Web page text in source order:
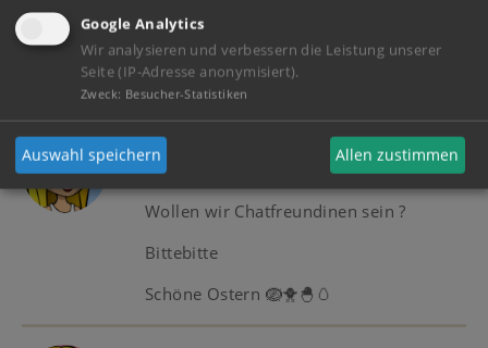
freundin sein?
Mehr anzeigen(8)
Zitronenfalter
01.04.2024 - 14:24
An Fintschi
Wollen wir Chatfreundinen sein ?
Bittebitte
Schöne Ostern 🪺🐥🐣🥚
Google Analytics
Wir analysieren und verbessern die Leistung unserer
Seite (IP-Adresse anonymisiert).
Zweck: Besucher-Statistiken
Auswahl speichern Allen zustimmen